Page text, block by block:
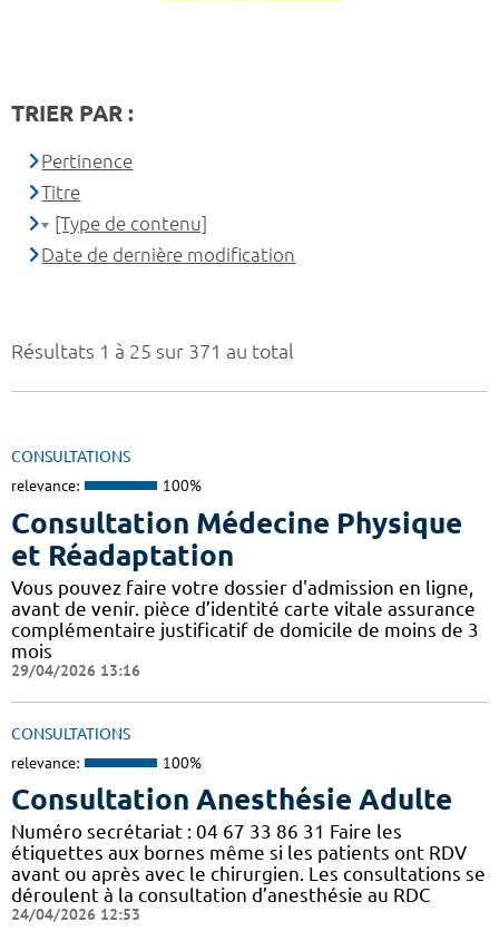
Résultats 1 à 25 sur 371 au total
CONSULTATIONS
relevance: 100%
Consultation Médecine Physique
et Réadaptation
Vous pouvez faire votre dossier d'admission en ligne,
avant de venir. pièce d’identité carte vitale assurance
complémentaire justificatif de domicile de moins de 3
mois
29/04/2026 13:16
CONSULTATIONS
relevance: 100%
Consultation Anesthésie Adulte
Numéro secrétariat : 04 67 33 86 31 Faire les
étiquettes aux bornes même si les patients ont RDV
avant ou après avec le chirurgien. Les consultations se
déroulent à la consultation d’anesthésie au RDC
24/04/2026 12:53
TRIER PAR :
Pertinence
Titre
[Type de contenu]
Date de dernière modification